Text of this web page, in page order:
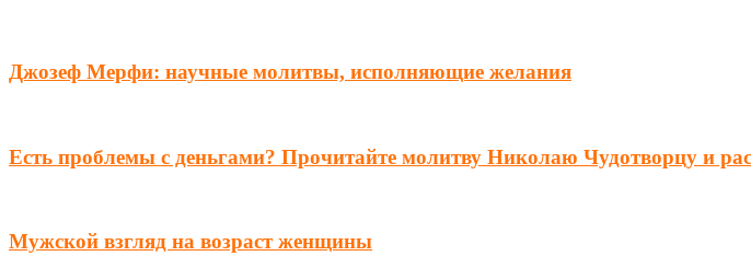
Джозеф Мерфи: научные молитвы, исполняющие желания
Есть проблемы с деньгами? Прочитайте молитву Николаю Чудотворцу и
Мужской взгляд на возраст женщины